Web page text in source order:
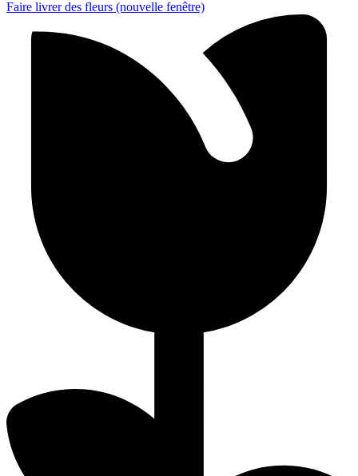
Faire livrer des fleurs (nouvelle fenêtre)